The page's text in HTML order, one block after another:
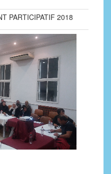
PARTICIPATIF 2018